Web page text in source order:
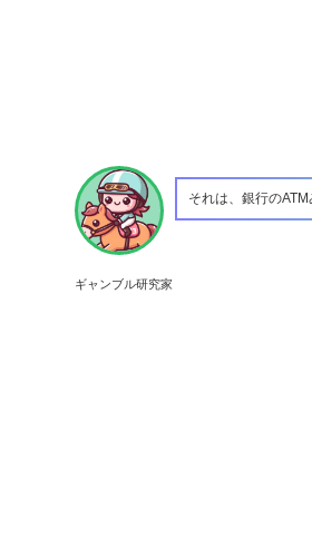
ギャンブル研究家
それは、銀行の